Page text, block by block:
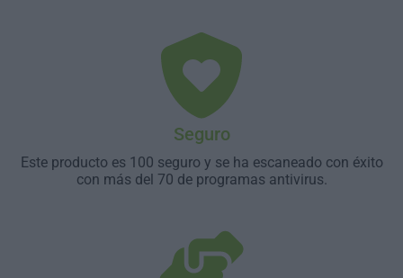
Seguro
Este producto es 100 seguro y se ha escaneado con éxito
con más del 70 de programas antivirus.